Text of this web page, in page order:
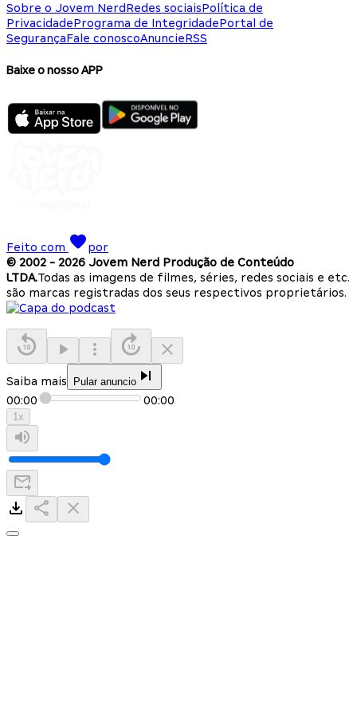
Sobre o Jovem NerdRedes sociaisPolítica de
PrivacidadePrograma de IntegridadePortal de
SegurançaFale conoscoAnuncieRSS
Baixe o nosso APP
Feito com
por
© 2002 - 2026 Jovem Nerd Produção de Conteúdo
LTDA.Todas as imagens de filmes, séries, redes sociais e etc.
são marcas registradas dos seus respectivos proprietários.
Saiba mais Pular anuncio
00:00 00:00
1x